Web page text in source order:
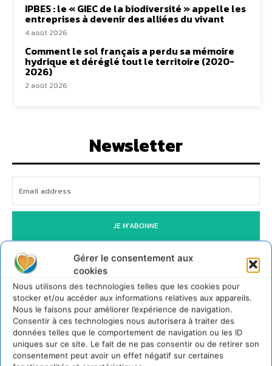
Gérer le consentement aux
cookies
Nous utilisons des technologies telles que les cookies pour
stocker et/ou accéder aux informations relatives aux appareils.
Nous le faisons pour améliorer l’expérience de navigation.
Consentir à ces technologies nous autorisera à traiter des
données telles que le comportement de navigation ou les ID
uniques sur ce site. Le fait de ne pas consentir ou de retirer son
consentement peut avoir un effet négatif sur certaines
IPBES : le « GIEC de la biodiversité » appelle les
entreprises à devenir des alliées du vivant
4 août 2026
Comment le sol français a perdu sa mémoire
hydrique et déréglé tout le territoire (2020-
2026)
2 août 2026
Newsletter
JE M'ABONNE